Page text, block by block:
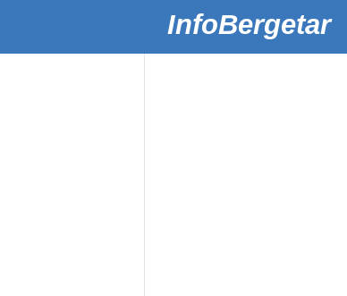
InfoBergetar